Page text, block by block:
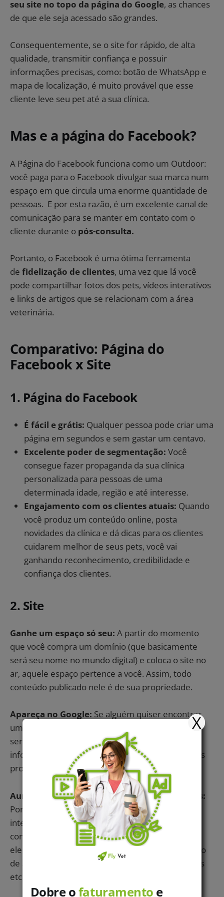
seu site no topo da página do Google, as chances
de que ele seja acessado são grandes.
Consequentemente, se o site for rápido, de alta
qualidade, transmitir confiança e possuir
informações precisas, como: botão de WhatsApp e
mapa de localização, é muito provável que esse
cliente leve seu pet até a sua clínica.
Mas e a página do Facebook?
A Página do Facebook funciona como um Outdoor:
você paga para o Facebook divulgar sua marca num
espaço em que circula uma enorme quantidade de
pessoas. E por esta razão, é um excelente canal de
comunicação para se manter em contato com o
cliente durante o pós-consulta.
Portanto, o Facebook é uma ótima ferramenta
de fidelização de clientes, uma vez que lá você
pode compartilhar fotos dos pets, vídeos interativos
e links de artigos que se relacionam com a área
veterinária.
Comparativo: Página do
Facebook x Site
1. Página do Facebook
É fácil e grátis: Qualquer pessoa pode criar uma
página em segundos e sem gastar um centavo.
Excelente poder de segmentação: Você
consegue fazer propaganda da sua clínica
personalizada para pessoas de uma
determinada idade, região e até interesse.
Engajamento com os clientes atuais: Quando
você produz um conteúdo online, posta
novidades da clínica e dá dicas para os clientes
cuidarem melhor de seus pets, você vai
ganhando reconhecimento, credibilidade e
confiança dos clientes.
2. Site
Ganhe um espaço só seu: A partir do momento
que você compra um domínio (que basicamente
será seu nome no mundo digital) e coloca o site no
ar, aquele espaço pertence a você. Assim, todo
conteúdo publicado nele é de sua propriedade.
Apareça no Google: Se alguém quiser encontrar
uma clínica na cidade, procurar por algum tipo de
serviço específico para o pet ou mesmo buscar
informações sobre o mundo dos bichinhos, o mais
provável é que ela procure no Google.
Aumente a credibilidade e reúna informações:
Por ser considerada “a cara” da sua clínica na
internet, ter um site passa muita credibilidade. A
confiança do cliente aumenta, ainda mais quando
ele encontra informações como endereço, horário
de atendimento, fotos do local, serviços prestados
etc.
X
Dobre ofaturamento e